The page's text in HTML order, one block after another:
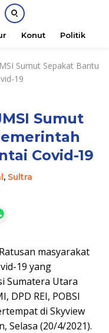
Konut Politik
Sumut Sepakat Bantu
19
Sumut
Covid-19
, Sultra
masyarakat
19 yang
Sumatera Utara
DPD REI, POBSI
di Skyview
Selasa (20/4/2021).